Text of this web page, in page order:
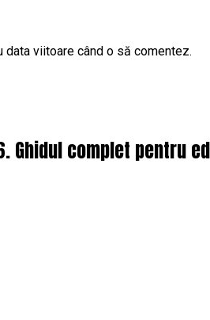
viitoare când o să comentez.
complet pentru